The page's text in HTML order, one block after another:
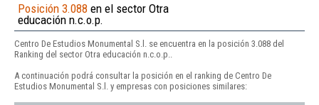
Posición 3.088 en el sector Otra
educación n.c.o.p.
Centro De Estudios Monumental S.l. se encuentra en la posición 3.088 del
Ranking del sector Otra educación n.c.o.p..
A continuación podrá consultar la posición en el ranking de Centro De
Estudios Monumental S.l. y empresas con posiciones similares: